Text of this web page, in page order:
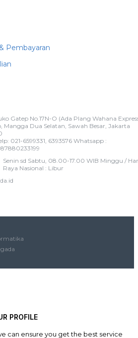
Pembayaran
Gatep No.17N-O (Ada Plang Wahana
Mangga Dua Selatan, Sawah Besar, Jakarta
021-6599331, 6393576 Whatsapp :
Senin sd Sabtu, 08.00-17.00 WIB Minggu /
Raya Nasional : Libur
PROFILE
can ensure you get the best service